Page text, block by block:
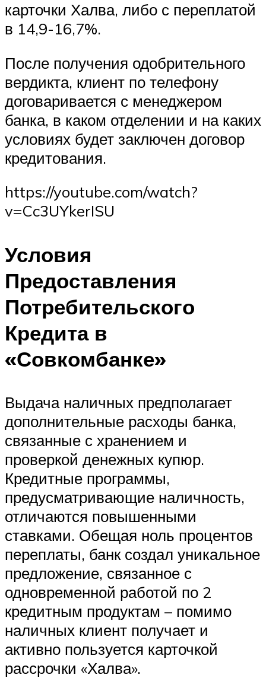
карточки Халва, либо с переплатой
в 14,9-16,7%.
После получения одобрительного
вердикта, клиент по телефону
договаривается с менеджером
банка, в каком отделении и на каких
условиях будет заключен договор
кредитования.
https://youtube.com/watch?
v=Cc3UYkerISU
Условия
Предоставления
Потребительского
Кредита в
«Совкомбанке»
Выдача наличных предполагает
дополнительные расходы банка,
связанные с хранением и
проверкой денежных купюр.
Кредитные программы,
предусматривающие наличность,
отличаются повышенными
ставками. Обещая ноль процентов
переплаты, банк создал уникальное
предложение, связанное с
одновременной работой по 2
кредитным продуктам – помимо
наличных клиент получает и
активно пользуется карточкой
рассрочки «Халва».